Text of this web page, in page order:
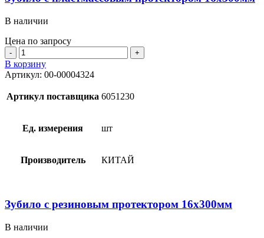
В наличии
Цена по запросу
Количество
товара
Зубило
пластмассовым
протектором
В корзину
Артикул: 00-00004324
Артикул поставщика 6051230
Ед. измерения шт
Производитель КИТАЙ
Зубило с резиновым протектором 16х300мм
В наличии